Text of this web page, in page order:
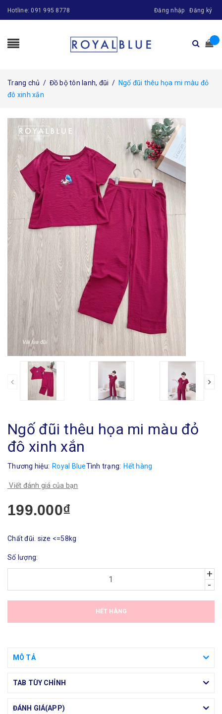
Hotline: 091 995 8778 Đăng nhập Đăng ký
Trang chủ / Đồ bộ tôn lanh, đũi / Ngố đũi thêu họa mi màu đỏ
đô xinh xắn
Ngố đũi thêu họa mi màu đỏ
đô xinh xắn
Thương hiệu: Royal BlueTình trạng: Hết hàng
Viết đánh giá của bạn
199.000₫
Chất đũi. size <=58kg
Số lượng:
+
-
HẾT HÀNG
MÔ TẢ
TAB TÙY CHỈNH
ĐÁNH GIÁ(APP)